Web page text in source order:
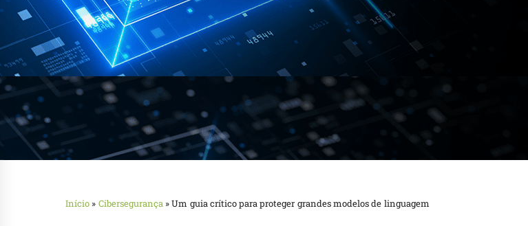
Início » Cibersegurança»Um guia crítico para proteger grandes modelos de linguagem